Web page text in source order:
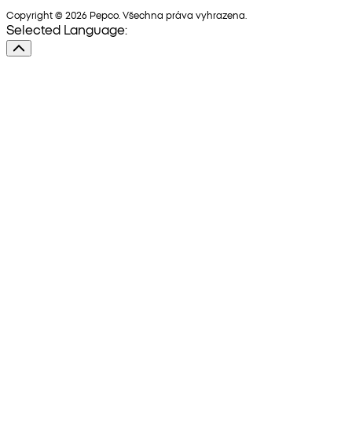
Copyright © 2026 Pepco. Všechna práva vyhrazena.
Selected Language: